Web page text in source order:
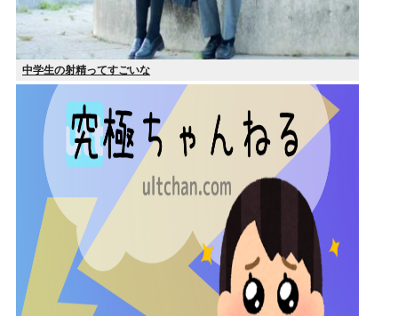
中学生の射精ってすごいな